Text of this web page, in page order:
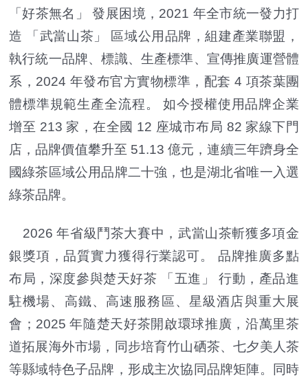
「好茶無名」 發展困境，2021 年全市統一發力打
造 「武當山茶」 區域公用品牌，組建產業聯盟，
執行統一品牌、標識、生產標準、宣傳推廣運營體
系，2024 年發布官方實物標準，配套 4 項茶葉團
體標準規範生產全流程。 如今授權使用品牌企業
增至 213 家，在全國 12 座城市布局 82 家線下門
店，品牌價值攀升至 51.13 億元，連續三年躋身全
國綠茶區域公用品牌二十強，也是湖北省唯一入選
綠茶品牌。
2026 年省級鬥茶大賽中，武當山茶斬獲多項金
銀獎項，品質實力獲得行業認可。 品牌推廣多點
布局，深度參與楚天好茶 「五進」 行動，產品進
駐機場、高鐵、高速服務區、星級酒店與重大展
會；2025 年隨楚天好茶開啟環球推廣，沿萬里茶
道拓展海外市場，同步培育竹山硒茶、七夕美人茶
等縣域特色子品牌，形成主次協同品牌矩陣。同時